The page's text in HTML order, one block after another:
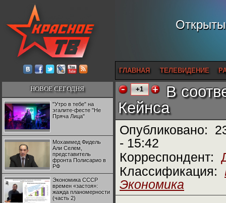
ГЛАВНАЯ ТЕЛЕВИДЕНИЕ
НОВОЕ СЕГОДНЯ
"Утро в тебе" на
эгалите-фесте "Не
Пряча Лица"
Мохаммед Фидель
Али Селем,
представитель
фронта Полисарио в
РФ
Экономика СССР
времен «застоя»:
жажда планомерности
(часть 2)
+1
В
Кейнса
Опубликовано:
- 15:42
Корреспондент:
Классификация:
Экономика